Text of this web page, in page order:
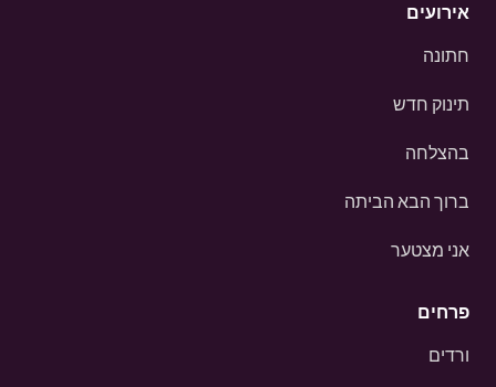
אירועים
חתונה
תינוק חדש
בהצלחה
ברוך הבא הביתה
אני מצטער
פרחים
ורדים